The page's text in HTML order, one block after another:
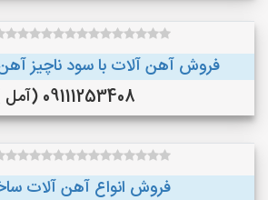
فروش آهن آلات با سود ناچیز
09111253408 (آمل )
فروش انواع آهن آلات